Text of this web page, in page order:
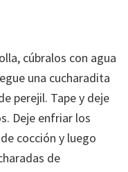
cúbralos con agua
una cucharadita
perejil. Tape y deje
Deje enfriar los
cocción y luego
de